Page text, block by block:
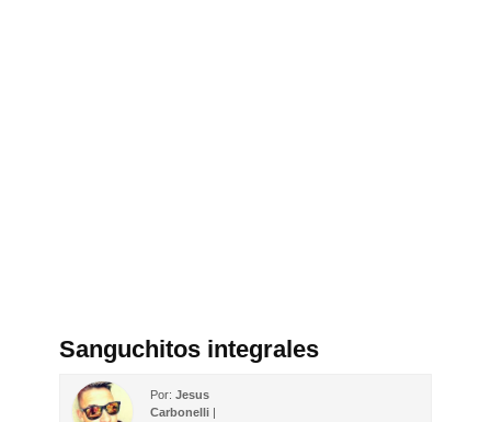
Sanguchitos integrales
Por:Jesus
Carbonelli |